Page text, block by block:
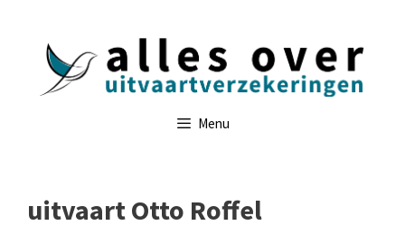
Menu
uitvaart Otto Roffel